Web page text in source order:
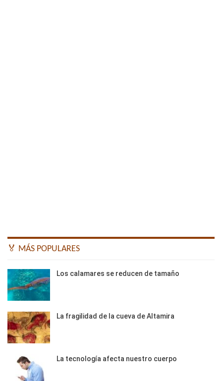
🏅 MÁS POPULARES
Los calamares se reducen de tamaño
La fragilidad de la cueva de Altamira
La tecnología afecta nuestro cuerpo